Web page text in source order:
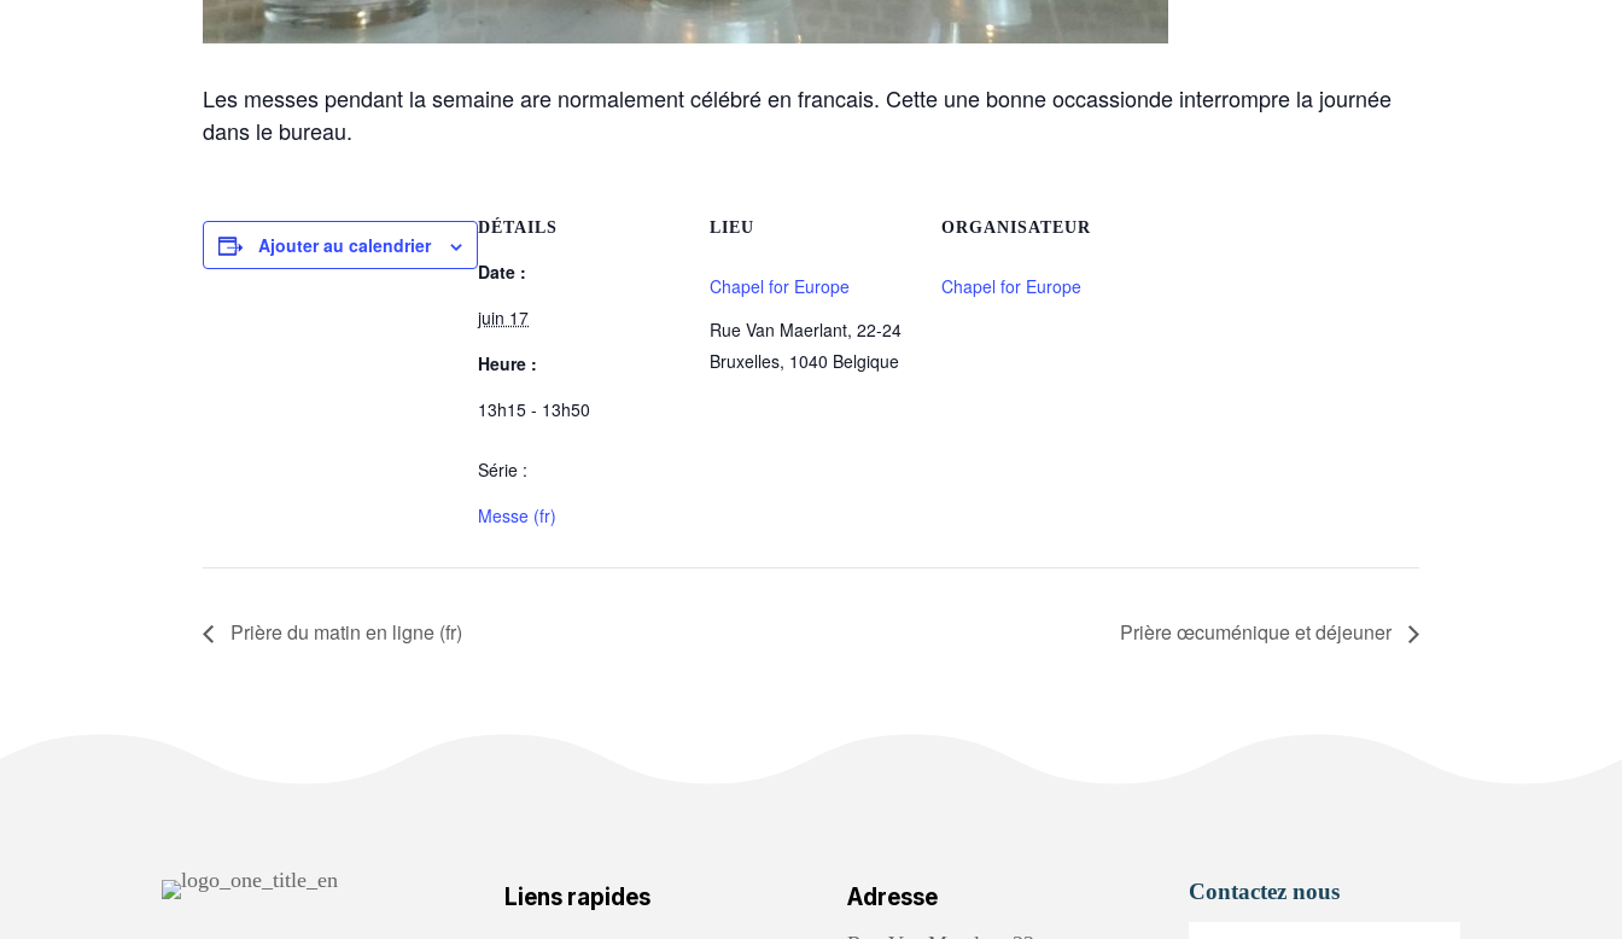
Les messes pendant la semaine are normalement célébré en francais. Cette une bonne occassionde interrompre la journée
dans le bureau.
Ajouter au calendrier
DÉTAILS
Date :
juin 17
Heure :
13h15 - 13h50
Série :
Messe (fr)
LIEU
Chapel for Europe
Rue Van Maerlant, 22-24
Bruxelles, 1040 Belgique
ORGANISATEUR
Chapel for Europe
Prière du matin en ligne (fr) Prière œcuménique et déjeuner
Liens rapides Adresse Contactez nous